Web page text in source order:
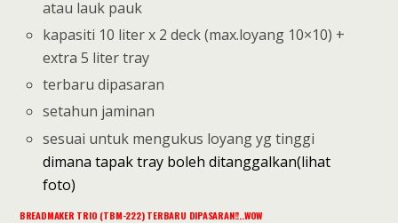
atau lauk pauk
kapasiti 10 liter x 2 deck (max.loyang 10×10) +
extra 5 liter tray
terbaru dipasaran
setahun jaminan
sesuai untuk mengukus loyang yg tinggi
dimana tapak tray boleh ditanggalkan(lihat
foto)
BREADMAKER TRIO (TBM-222) TERBARU DIPASARAN!!..WOW